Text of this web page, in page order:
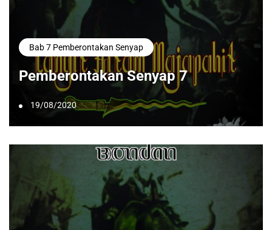
Bab 7 Pemberontakan Senyap
Pemberontakan Senyap 7
19/08/2020